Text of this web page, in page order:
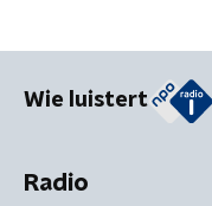
Wie luistert
Radio